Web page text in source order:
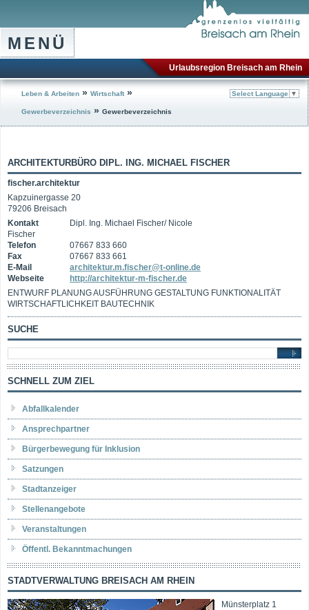
MENÜ
Urlaubsregion Breisach am Rhein
Leben & Arbeiten » Wirtschaft »
Gewerbeverzeichnis » Gewerbeverzeichnis
Select Language ▼
ARCHITEKTURBÜRO DIPL. ING. MICHAEL FISCHER
fischer.architektur
Kapzuinergasse 20
79206 Breisach
Kontakt
Dipl. Ing. Michael Fischer/ Nicole
Fischer
Telefon
07667 833 660
Fax
07667 833 661
E-Mail
architektur.m.fischer@t-online.de
Webseite
http://architektur-m-fischer.de
ENTWURF PLANUNG AUSFÜHRUNG GESTALTUNG FUNKTIONALITÄT
WIRTSCHAFTLICHKEIT BAUTECHNIK
SUCHE
SCHNELL ZUM ZIEL
Abfallkalender
Ansprechpartner
Bürgerbewegung für Inklusion
Satzungen
Stadtanzeiger
Stellenangebote
Veranstaltungen
Öffentl. Bekanntmachungen
STADTVERWALTUNG BREISACH AM RHEIN
Münsterplatz 1